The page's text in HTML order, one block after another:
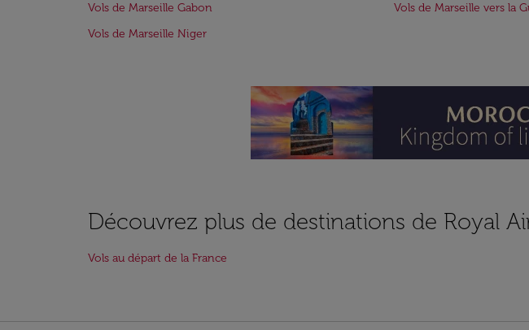
Vols de Marseille Gabon
Vols de Marseille vers la
Vols de Marseille Niger
Découvrez plus de destinations de Royal
Vols au départ de la France